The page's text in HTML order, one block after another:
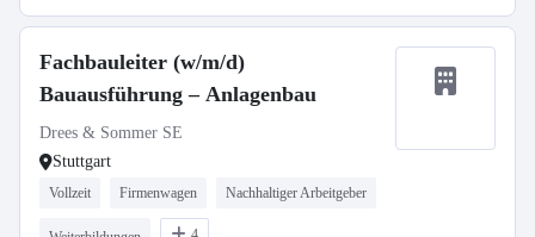
Fachbauleiter (w/m/d)
Bauausführung – Anlagenbau
Drees & Sommer SE
Stuttgart
Vollzeit Firmenwagen Nachhaltiger Arbeitgeber